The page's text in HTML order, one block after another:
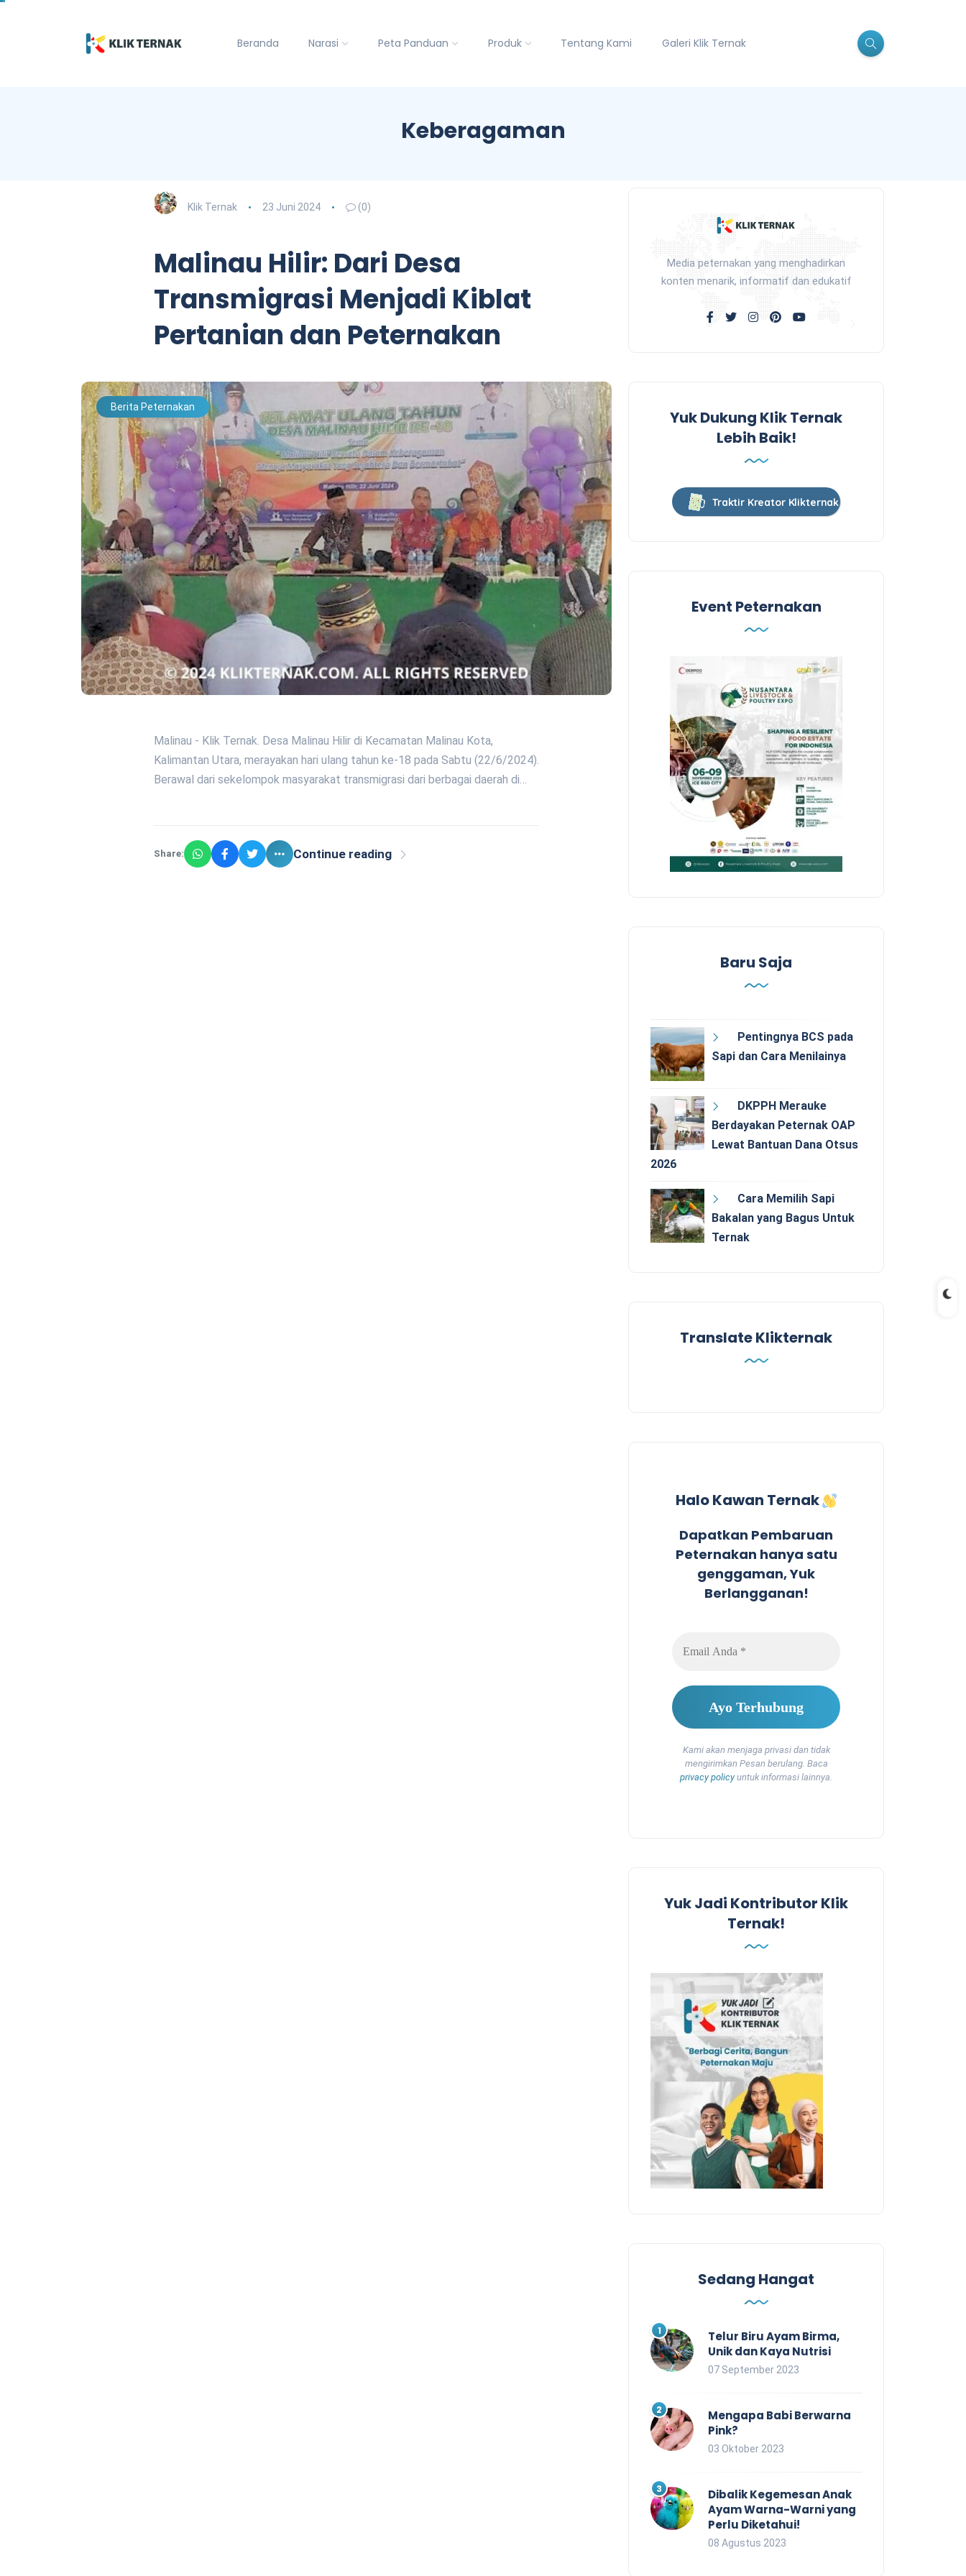
Beranda Narasi Peta Panduan Produk Tentang Kami Galeri Klik Ternak
Keberagaman
Klik Ternak 23 Juni 2024 (0)
Malinau Hilir: Dari Desa
Transmigrasi Menjadi Kiblat
Pertanian dan Peternakan
Berita Peternakan
Malinau - Klik Ternak. Desa Malinau Hilir di Kecamatan Malinau Kota,
Kalimantan Utara, merayakan hari ulang tahun ke-18 pada Sabtu (22/6/2024).
Berawal dari sekelompok masyarakat transmigrasi dari berbagai daerah di…
Share: Continue reading
Media peternakan yang menghadirkan
konten menarik, informatif dan edukatif
Yuk Dukung Klik Ternak
Lebih Baik!
Traktir Kreator Klikternak
Event Peternakan
Baru Saja
Pentingnya BCS pada
Sapi dan Cara Menilainya
DKPPH Merauke
Berdayakan Peternak OAP
Lewat Bantuan Dana Otsus
2026
Cara Memilih Sapi
Bakalan yang Bagus Untuk
Ternak
Translate Klikternak
Halo Kawan Ternak
Dapatkan Pembaruan
Peternakan hanya satu
genggaman, Yuk
Berlangganan!
Kami akan menjaga privasi dan tidak
mengirimkan Pesan berulang. Baca
privacy policyuntuk informasi lainnya.
Yuk Jadi Kontributor Klik
Ternak!
Sedang Hangat
Telur Biru Ayam Birma,
Unik dan Kaya Nutrisi
07 September 2023
Mengapa Babi Berwarna
Pink?
03 Oktober 2023
Dibalik Kegemesan Anak
Ayam Warna-Warni yang
Perlu Diketahui!
08 Agustus 2023